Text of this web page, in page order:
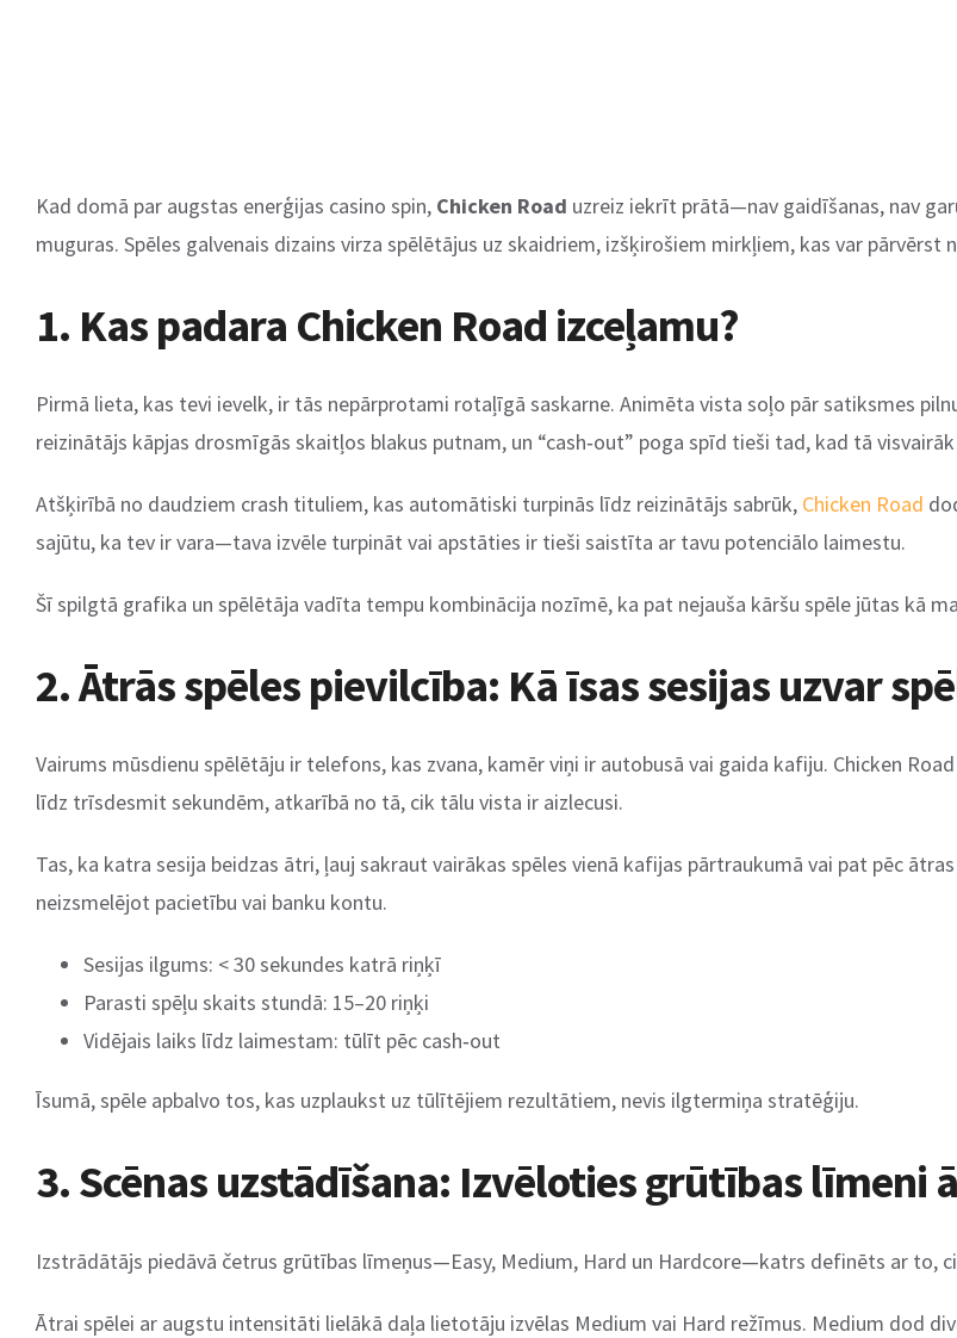
Kad domā par augstas enerģijas casino spin, Chicken Road uzreiz iekrīt prātā—nav gaidīšanas, nav
muguras. Spēles galvenais dizains virza spēlētājus uz skaidriem, izšķirošiem mirkļiem, kas var
1. Kas padara Chicken Road izceļamu?
Pirmā lieta, kas tevi ievelk, ir tās nepārprotami rotaļīgā saskarne. Animēta vista soļo pār satiksmes
reizinātājs kāpjas drosmīgās skaitļos blakus putnam, un “cash‑out” poga spīd tieši tad, kad tā
Atšķirībā no daudziem crash tituliem, kas automātiski turpinās līdz reizinātājs sabrūk, Chicken Road
sajūtu, ka tev ir vara—tava izvēle turpināt vai apstāties ir tieši saistīta ar tavu potenciālo laimestu.
Šī spilgtā grafika un spēlētāja vadīta tempu kombinācija nozīmē, ka pat nejauša kāršu spēle jūtas kā
2. Ātrās spēles pievilcība: Kā īsas sesijas uzvar
Vairums mūsdienu spēlētāju ir telefons, kas zvana, kamēr viņi ir autobusā vai gaida kafiju. Chicken
līdz trīsdesmit sekundēm, atkarībā no tā, cik tālu vista ir aizlecusi.
Tas, ka katra sesija beidzas ātri, ļauj sakraut vairākas spēles vienā kafijas pārtraukumā vai pat pēc
neizsmelējot pacietību vai banku kontu.
Sesijas ilgums: < 30 sekundes katrā riņķī
Parasti spēļu skaits stundā: 15–20 riņķi
Vidējais laiks līdz laimestam: tūlīt pēc cash‑out
Īsumā, spēle apbalvo tos, kas uzplaukst uz tūlītējiem rezultātiem, nevis ilgtermiņa stratēģiju.
3. Scēnas uzstādīšana: Izvēloties grūtības līmeni
Izstrādātājs piedāvā četrus grūtības līmeņus—Easy, Medium, Hard un Hardcore—katrs definēts ar to,
Ātrai spēlei ar augstu intensitāti lielākā daļa lietotāju izvēlas Medium vai Hard režīmus. Medium dod